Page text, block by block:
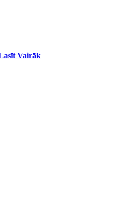
Vairāk